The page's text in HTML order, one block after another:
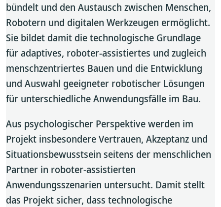
bündelt und den Austausch zwischen Menschen,
Robotern und digitalen Werkzeugen ermöglicht.
Sie bildet damit die technologische Grundlage
für adaptives, roboter-assistiertes und zugleich
menschzentriertes Bauen und die Entwicklung
und Auswahl geeigneter robotischer Lösungen
für unterschiedliche Anwendungsfälle im Bau.
Aus psychologischer Perspektive werden im
Projekt insbesondere Vertrauen, Akzeptanz und
Situationsbewusstsein seitens der menschlichen
Partner in roboter-assistierten
Anwendungsszenarien untersucht. Damit stellt
das Projekt sicher, dass technologische